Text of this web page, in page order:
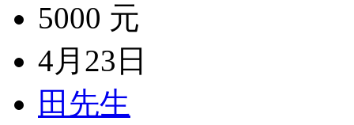
5000 元
4月23日
田先生